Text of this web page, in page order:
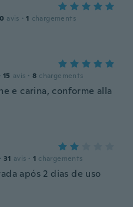
avis · 1 chargements
· 15 avis · 8 chargements
e carina, conforme alla
· 31 avis · 1 chargements
após 2 dias de uso